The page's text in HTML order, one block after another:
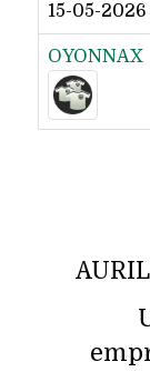
15-05-2026
OYONNAX